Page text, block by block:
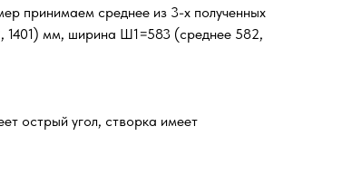
принимаем среднее из 3-х полученных
1401) мм, ширина Ш1=583 (среднее 582,
острый угол, створка имеет